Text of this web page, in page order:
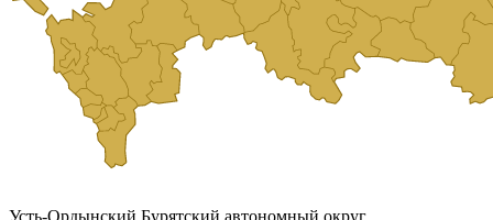
Усть-Ордынский Бурятский автономный округ